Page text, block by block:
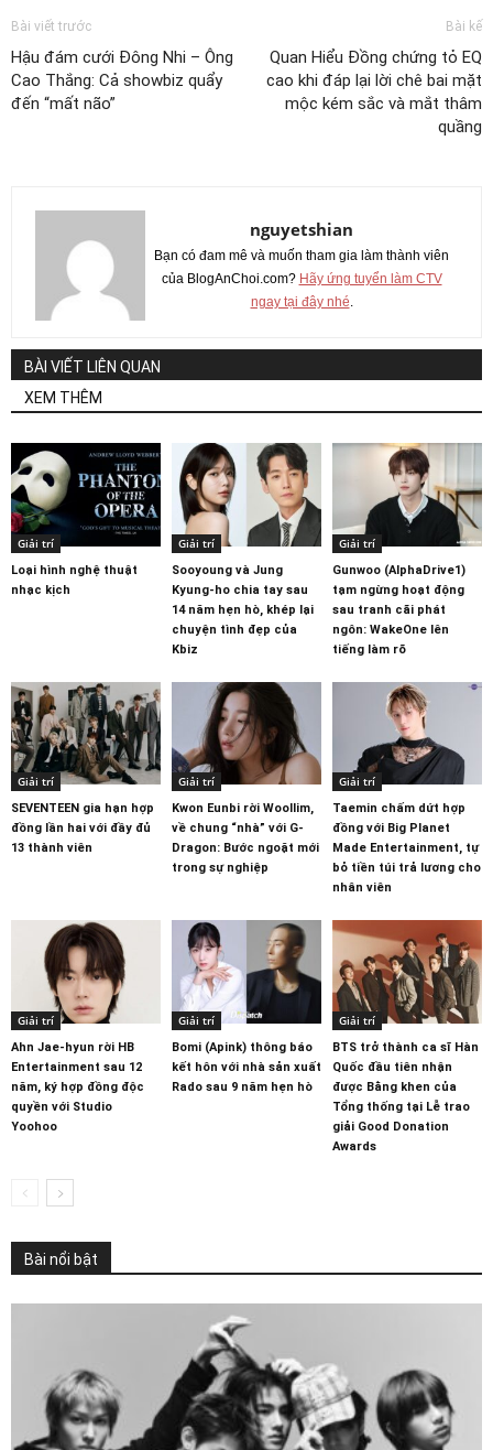
Bài viết trước
Hậu đám cưới Đông Nhi – Ông
Cao Thắng: Cả showbiz quẩy
đến “mất não”
Bài kế
Quan Hiểu Đồng chứng tỏ EQ
cao khi đáp lại lời chê bai mặt
mộc kém sắc và mắt thâm
quầng
nguyetshian
Bạn có đam mê và muốn tham gia làm thành viên
của BlogAnChoi.com? Hãy ứng tuyển làm CTV
ngay tại đây nhé.
BÀI VIẾT LIÊN QUAN
XEM THÊM
Giải trí
Loại hình nghệ thuật
nhạc kịch
Giải trí
Sooyoung và Jung
Kyung-ho chia tay sau
14 năm hẹn hò, khép lại
chuyện tình đẹp của
Kbiz
Giải trí
Gunwoo (AlphaDrive1)
tạm ngừng hoạt động
sau tranh cãi phát
ngôn: WakeOne lên
tiếng làm rõ
Giải trí
SEVENTEEN gia hạn hợp
đồng lần hai với đầy đủ
13 thành viên
Giải trí
Kwon Eunbi rời Woollim,
về chung “nhà” với G-
Dragon: Bước ngoặt mới
trong sự nghiệp
Giải trí
Taemin chấm dứt hợp
đồng với Big Planet
Made Entertainment, tự
bỏ tiền túi trả lương cho
nhân viên
Giải trí
Ahn Jae-hyun rời HB
Entertainment sau 12
năm, ký hợp đồng độc
quyền với Studio
Yoohoo
Giải trí
Bomi (Apink) thông báo
kết hôn với nhà sản xuất
Rado sau 9 năm hẹn hò
Giải trí
BTS trở thành ca sĩ Hàn
Quốc đầu tiên nhận
được Bằng khen của
Tổng thống tại Lễ trao
giải Good Donation
Awards
Bài nổi bật